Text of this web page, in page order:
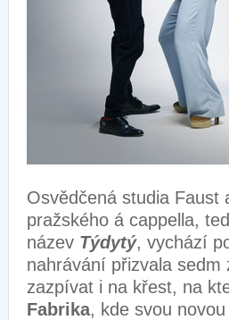
Osvědčená studia Faust
pražského á cappella,
název Týdytý, vychází
nahrávání přizvala
zazpívat i na křest, na
Fabrika, kde svou